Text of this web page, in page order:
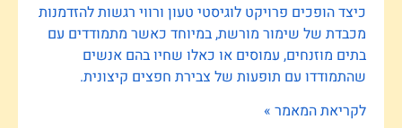
כיצד הופכים פרויקט לוגיסטי טעון ורווי רגשות להזדמנות
מכבדת של שימור מורשת, במיוחד כאשר מתמודדים עם
בתים מוזנחים, עמוסים או כאלו שחיו בהם אנשים
שהתמודדו עם תופעות של צבירת חפצים קיצונית.
לקריאת המאמר »